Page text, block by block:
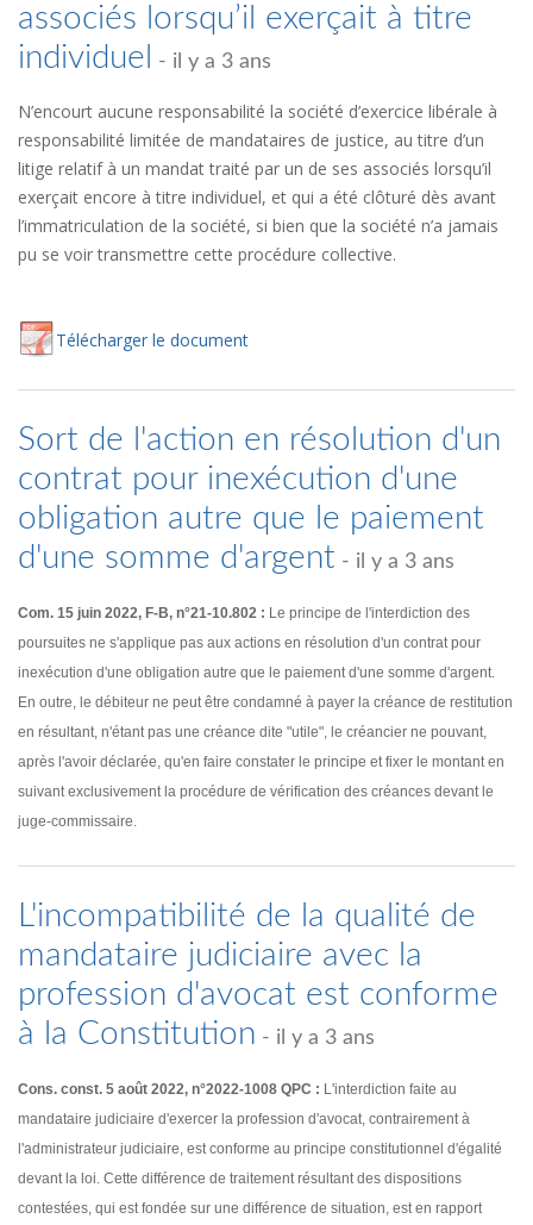
associés lorsqu’il exerçait à titre
individuel
- il y a 3 ans
N’encourt aucune responsabilité la société d’exercice libérale à
responsabilité limitée de mandataires de justice, au titre d’un
litige relatif à un mandat traité par un de ses associés lorsqu’il
exerçait encore à titre individuel, et qui a été clôturé dès avant
l’immatriculation de la société, si bien que la société n’a jamais
pu se voir transmettre cette procédure collective.
Télécharger le document
Sort de l'action en résolution d'un
contrat pour inexécution d'une
obligation autre que le paiement
d'une somme d'argent - il y a 3 ans
Com. 15 juin 2022, F-B, n°21-10.802 : Le principe de l'interdiction des
poursuites ne s'applique pas aux actions en résolution d'un contrat pour
inexécution d'une obligation autre que le paiement d'une somme d'argent.
En outre, le débiteur ne peut être condamné à payer la créance de restitution
en résultant, n'étant pas une créance dite "utile", le créancier ne pouvant,
après l'avoir déclarée, qu'en faire constater le principe et fixer le montant en
suivant exclusivement la procédure de vérification des créances devant le
juge-commissaire.
L'incompatibilité de la qualité de
mandataire judiciaire avec la
profession d'avocat est conforme
à la Constitution - il y a 3 ans
Cons. const. 5 août 2022, n°2022-1008 QPC : L'interdiction faite au
mandataire judiciaire d'exercer la profession d'avocat, contrairement à
l'administrateur judiciaire, est conforme au principe constitutionnel d'égalité
devant la loi. Cette différence de traitement résultant des dispositions
contestées, qui est fondée sur une différence de situation, est en rapport